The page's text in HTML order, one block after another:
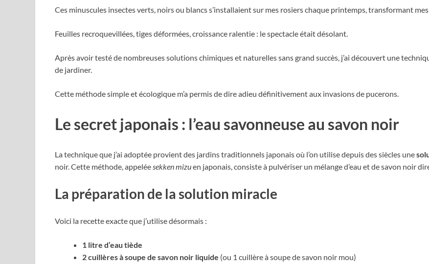
Ces minuscules insectes verts, noirs ou blancs s’installaient sur mes rosiers chaque printemps, transformant
Feuilles recroquevillées, tiges déformées, croissance ralentie : le spectacle était désolant.
Après avoir testé de nombreuses solutions chimiques et naturelles sans grand succès, j’ai découvert une
de jardiner.
Cette méthode simple et écologique m’a permis de dire adieu définitivement aux invasions de pucerons.
Le secret japonais : l’eau savonneuse au savon noir
La technique que j’ai adoptée provient des jardins traditionnels japonais où l’on utilise depuis des siècles une
noir. Cette méthode, appeléesekken mizuen japonais, consiste à pulvériser un mélange d’eau et de savon noir
La préparation de la solution miracle
Voici la recette exacte que j’utilise désormais :
1 litre d’eau tiède
2 cuillères à soupe de savon noir liquide (ou 1 cuillère à soupe de savon noir mou)